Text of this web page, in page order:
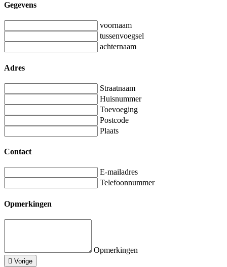
Gegevens
voornaam
tussenvoegsel
achternaam
Adres
Straatnaam
Huisnummer
Toevoeging
Postcode
Plaats
Contact
E-mailadres
Telefoonnummer
Opmerkingen
Opmerkingen
Vorige